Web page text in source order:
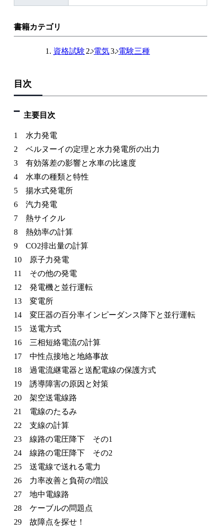
書籍カテゴリ
資格試験 電気 電験三種
目次
主要目次
1 水力発電
2 ベルヌーイの定理と水力発電所の出力
3 有効落差の影響と水車の比速度
4 水車の種類と特性
5 揚水式発電所
6 汽力発電
7 熱サイクル
8 熱効率の計算
9 CO2排出量の計算
10 原子力発電
11 その他の発電
12 発電機と並行運転
13 変電所
14 変圧器の百分率インピーダンス降下と並行運転
15 送電方式
16 三相短絡電流の計算
17 中性点接地と地絡事故
18 過電流継電器と送配電線の保護方式
19 誘導障害の原因と対策
20 架空送電線路
21 電線のたるみ
22 支線の計算
23 線路の電圧降下 その1
24 線路の電圧降下 その2
25 送電線で送れる電力
26 力率改善と負荷の増設
27 地中電線路
28 ケーブルの問題点
29 故障点を探せ！